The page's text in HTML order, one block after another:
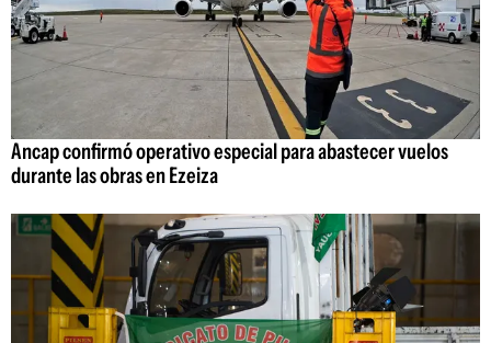
Ancap confirmó operativo especial para abastecer vuelos
durante las obras en Ezeiza